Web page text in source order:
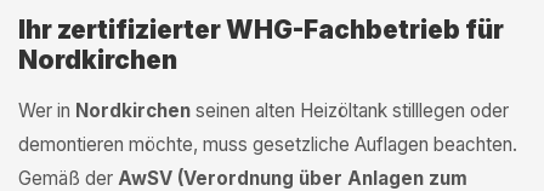
Ihr zertifizierter WHG-Fachbetrieb für
Nordkirchen
Wer in Nordkirchen seinen alten Heizöltank stilllegen oder
demontieren möchte, muss gesetzliche Auflagen beachten.
Gemäß der AwSV (Verordnung über Anlagen zum